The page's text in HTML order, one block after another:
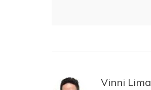
Vinni Lima